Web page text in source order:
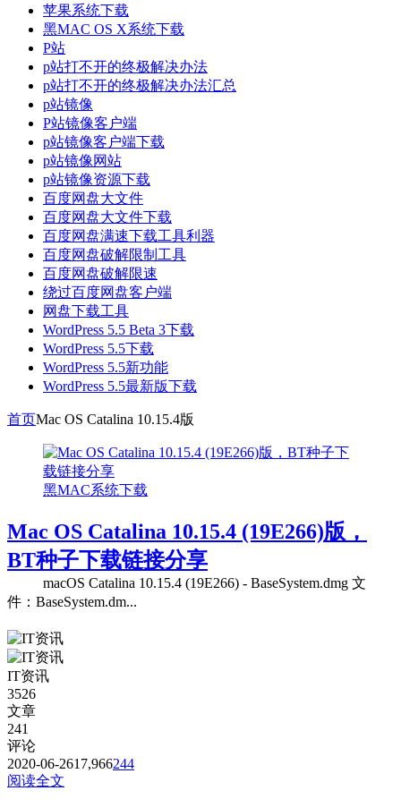
苹果系统下载
黑MAC OS X系统下载
P站
p站打不开的终极解决办法
p站打不开的终极解决办法汇总
p站镜像
P站镜像客户端
p站镜像客户端下载
p站镜像网站
p站镜像资源下载
百度网盘大文件
百度网盘大文件下载
百度网盘满速下载工具利器
百度网盘破解限制工具
百度网盘破解限速
绕过百度网盘客户端
网盘下载工具
WordPress 5.5 Beta 3下载
WordPress 5.5下载
WordPress 5.5新功能
WordPress 5.5最新版下载
首页Mac OS Catalina 10.15.4版
黑MAC系统下载
Mac OS Catalina 10.15.4 (19E266)版，
BT种子下载链接分享
macOS Catalina 10.15.4 (19E266) - BaseSystem.dmg 文
件：BaseSystem.dm...
IT资讯
3526
文章
241
评论
2020-06-2617,966244
阅读全文